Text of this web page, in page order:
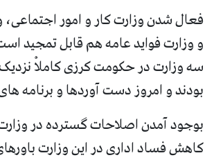
فعال شدن وزارت کار و امور اجتماعی،
و وزارت فواید عامه هم قابل تمجید
سه وزارت در حکومت کرزی کاملاْ
بودند و امروز دست آوردها و برنامه
بوجود آمدن اصلاحات گسترده در
کاهش فساد اداری در این وزارت